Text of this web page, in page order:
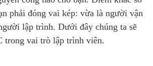
phải đóng vai kép: vừa là người vận
lập trình. Dưới đây chúng ta sẽ
trong vai trò lập trình viên.